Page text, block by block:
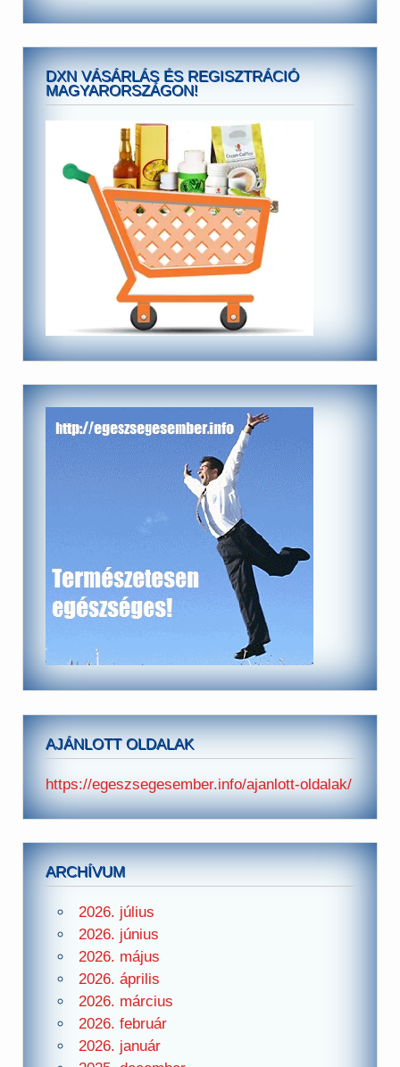
DXN VÁSÁRLÁS ÉS REGISZTRÁCIÓ
MAGYARORSZÁGON!
AJÁNLOTT OLDALAK
https://egeszsegesember.info/ajanlott-oldalak/
ARCHÍVUM
2026. július
2026. június
2026. május
2026. április
2026. március
2026. február
2026. január